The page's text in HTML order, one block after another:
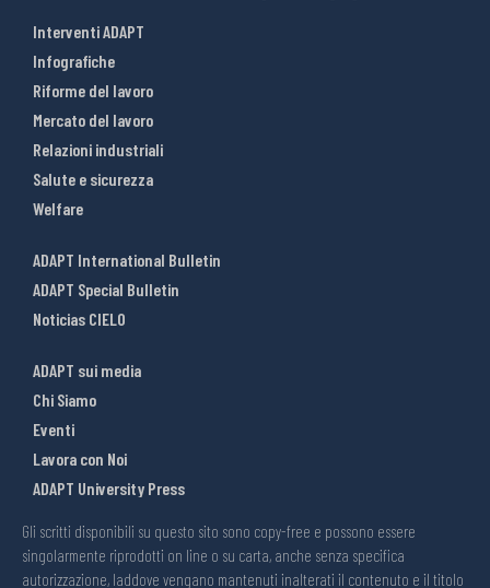
Interventi ADAPT
Infografiche
Riforme del lavoro
Mercato del lavoro
Relazioni industriali
Salute e sicurezza
Welfare
ADAPT International Bulletin
ADAPT Special Bulletin
Noticias CIELO
ADAPT sui media
Chi Siamo
Eventi
Lavora con Noi
ADAPT University Press
Gli scritti disponibili su questo sito sono copy-free e possono essere
singolarmente riprodotti on line o su carta, anche senza specifica
autorizzazione, laddove vengano mantenuti inalterati il contenuto e il titolo